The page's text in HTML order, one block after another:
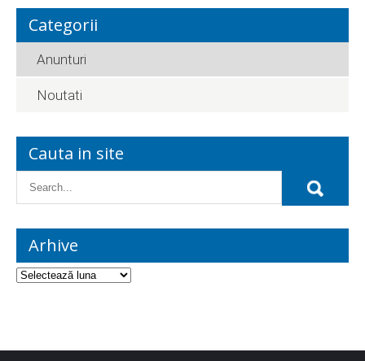
Categorii
Anunturi
Noutati
Cauta in site
Arhive